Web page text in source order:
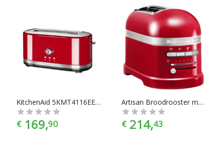
KitchenAid 5KMT4116EER Broodrooster
€ 169,90
Artisan Broodrooster met 2 sleuven 5KMT2204EER Keizerrood
€ 214,43